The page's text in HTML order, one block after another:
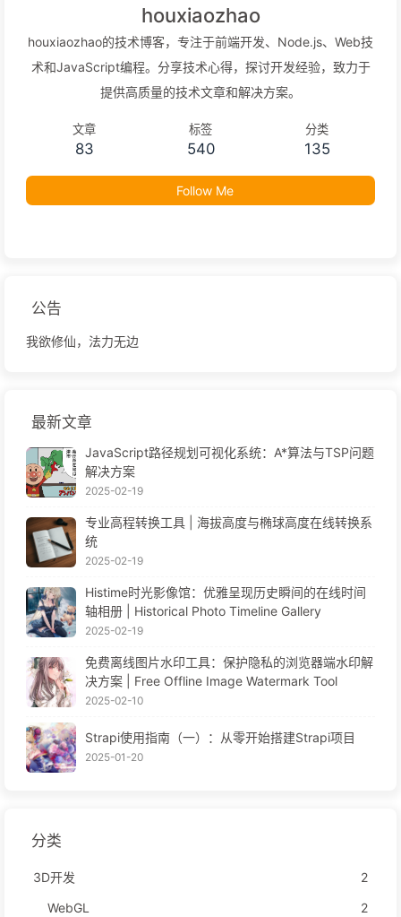
houxiaozhao
houxiaozhao的技术博客，专注于前端开发、Node.js、Web技
术和JavaScript编程。分享技术心得，探讨开发经验，致力于
提供高质量的技术文章和解决方案。
文章
83
标签
540
分类
135
Follow Me
公告
我欲修仙，法力无边
最新文章
JavaScript路径规划可视化系统：A*算法与TSP问题
解决方案
2025-02-19
专业高程转换工具 | 海拔高度与椭球高度在线转换系
统
2025-02-19
Histime时光影像馆：优雅呈现历史瞬间的在线时间
轴相册 | Historical Photo Timeline Gallery
2025-02-19
免费离线图片水印工具：保护隐私的浏览器端水印解
决方案 | Free Offline Image Watermark Tool
2025-02-10
Strapi使用指南（一）：从零开始搭建Strapi项目
2025-01-20
分类
3D开发
2
WebGL
2